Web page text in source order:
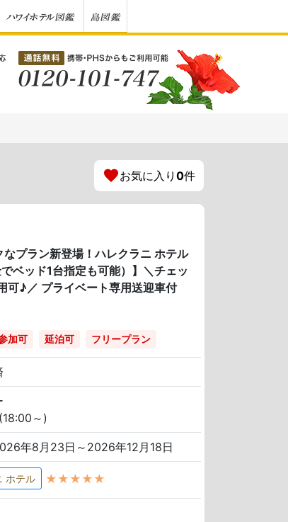
お気に入り 0件
プラン新登場！ハレクラニ ホテル
ベッド1台指定も可能）】＼チェッ
可♪／ プライベート専用送迎車付
加可 延泊可 フリープラン
～)
年8月23日～2026年12月18日
ホテル ★★★★★